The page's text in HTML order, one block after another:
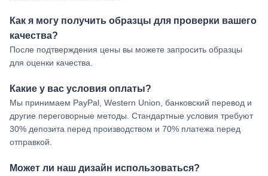
Как я могу получить образцы для проверки вашего
качества?
После подтверждения цены вы можете запросить образцы
для оценки качества.
Какие у вас условия оплаты?
Мы принимаем PayPal, Western Union, банковский перевод и
другие переговорные методы. Стандартные условия требуют
30% депозита перед производством и 70% платежа перед
отправкой.
Может ли наш дизайн использоваться?